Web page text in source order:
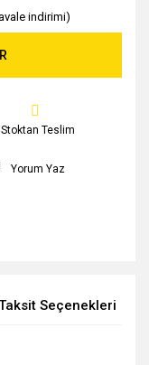
indirimi)
Stoktan Teslim
Yorum Yaz
Seçenekleri